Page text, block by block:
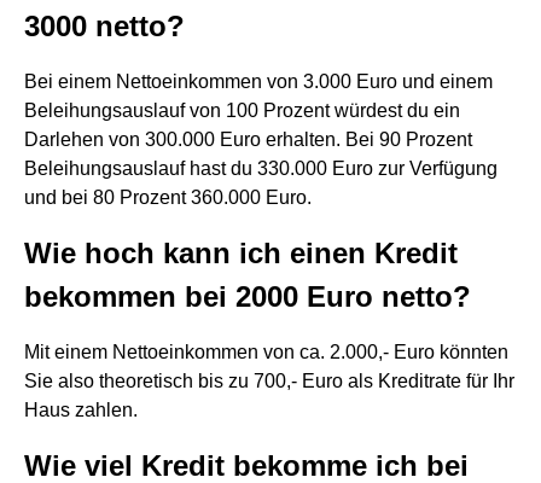
3000 netto?
Bei einem Nettoeinkommen von 3.000 Euro und einem
Beleihungsauslauf von 100 Prozent würdest du ein
Darlehen von 300.000 Euro erhalten. Bei 90 Prozent
Beleihungsauslauf hast du 330.000 Euro zur Verfügung
und bei 80 Prozent 360.000 Euro.
Wie hoch kann ich einen Kredit
bekommen bei 2000 Euro netto?
Mit einem Nettoeinkommen von ca. 2.000,- Euro könnten
Sie also theoretisch bis zu 700,- Euro als Kreditrate für Ihr
Haus zahlen.
Wie viel Kredit bekomme ich bei